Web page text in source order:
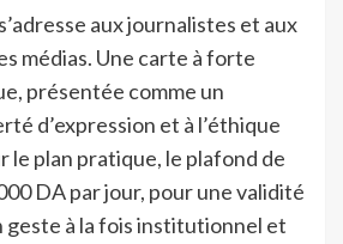
s’adresse aux journalistes et aux
médias. Une carte à forte
présentée comme un
d’expression et à l’éthique
le plan pratique, le plafond de
DA par jour, pour une validité
geste à la fois institutionnel et